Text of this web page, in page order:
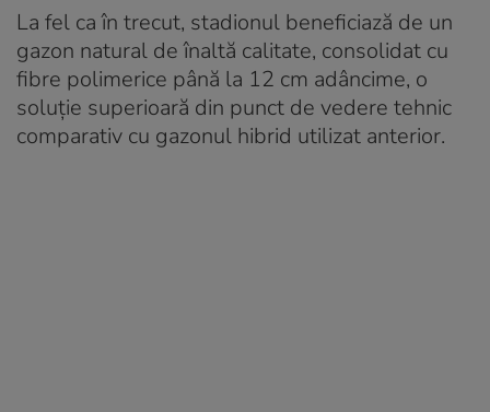
La fel ca în trecut, stadionul beneficiază de un
gazon natural de înaltă calitate, consolidat cu
fibre polimerice până la 12 cm adâncime, o
soluție superioară din punct de vedere tehnic
comparativ cu gazonul hibrid utilizat anterior.